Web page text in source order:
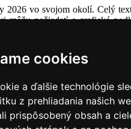
cookies
a ďalšie technológie
z prehliadania našich
prispôsobený obsah a
2026 vo svojom okolí. Celý
môžu požiadať o grafické
o vlastné informácie k